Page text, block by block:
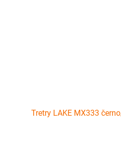
Tretry LAKE MX333